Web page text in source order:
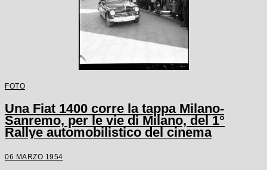
FOTO
Una Fiat 1400 corre la tappa Milano-
Sanremo, per le vie di Milano, del 1°
Rallye automobilistico del cinema
06 MARZO 1954